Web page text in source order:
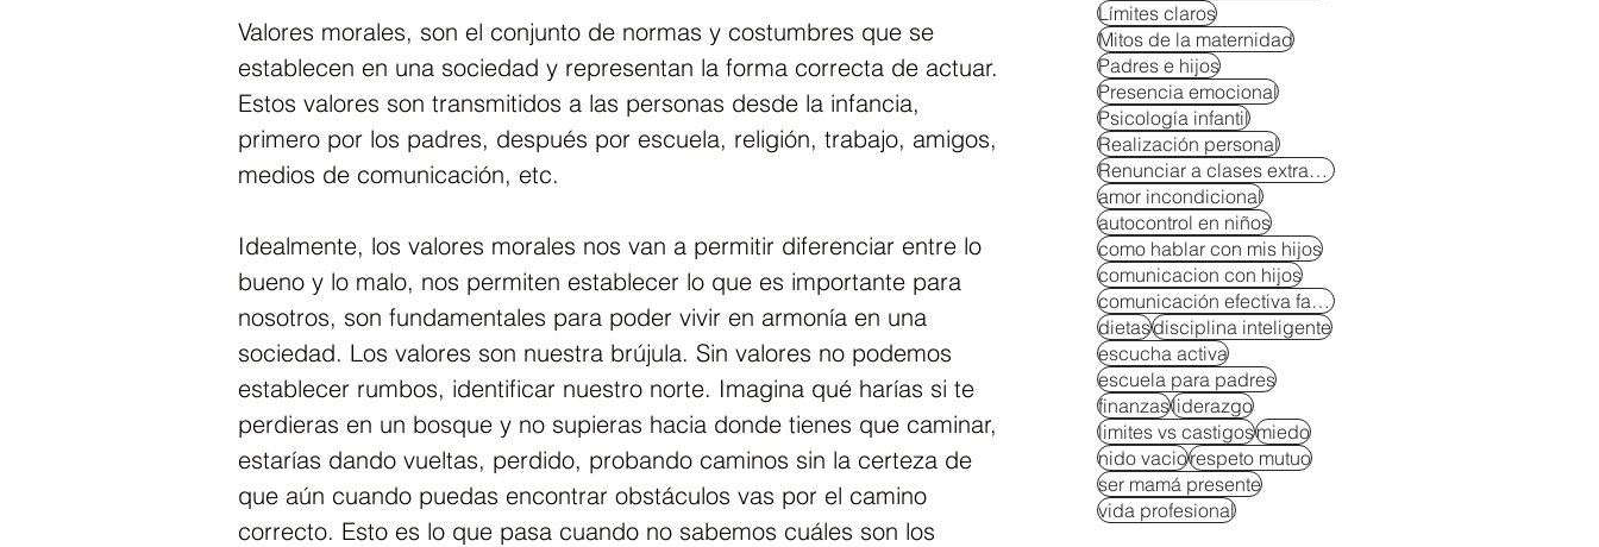
Valores morales, son el conjunto de normas y costumbres que se
establecen en una sociedad y representan la forma correcta de actuar.
Estos valores son transmitidos a las personas desde la infancia,
primero por los padres, después por escuela, religión, trabajo, amigos,
medios de comunicación, etc.
Idealmente, los valores morales nos van a permitir diferenciar entre lo
bueno y lo malo, nos permiten establecer lo que es importante para
nosotros, son fundamentales para poder vivir en armonía en una
sociedad. Los valores son nuestra brújula. Sin valores no podemos
establecer rumbos, identificar nuestro norte. Imagina qué harías si te
perdieras en un bosque y no supieras hacia donde tienes que caminar,
estarías dando vueltas, perdido, probando caminos sin la certeza de
que aún cuando puedas encontrar obstáculos vas por el camino
correcto. Esto es lo que pasa cuando no sabemos cuáles son los
Límites claros
Mitos de la maternidad
Padres e hijos
Presencia emocional
Psicología infantil
Realización personal
Renunciar a clases extracurriculares
amor incondicional
autocontrol en niños
como hablar con mis hijos
comunicacion con hijos
comunicación efectiva familiar
dietasdisciplina inteligente
escucha activa
escuela para padres
finanzasliderazgo
limites vs castigosmiedo
nido vaciorespeto mutuo
ser mamá presente
vida profesional